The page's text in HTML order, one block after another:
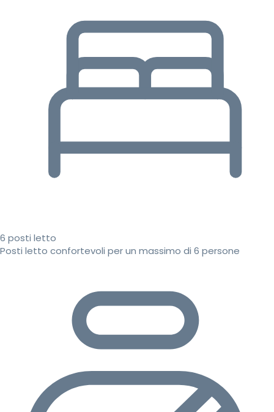
6 posti letto
Posti letto confortevoli per un massimo di 6 persone